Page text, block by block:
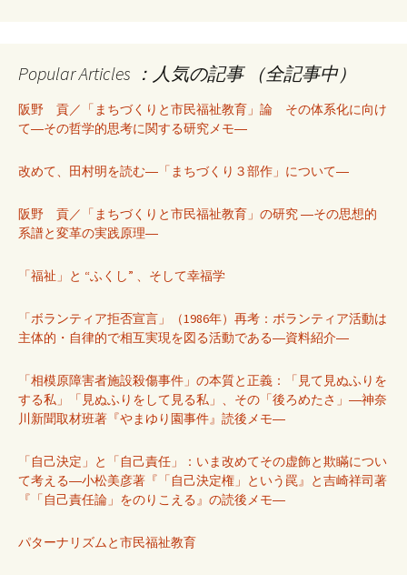
Popular Articles ：人気の記事 （全記事中）
阪野 貢／「まちづくりと市民福祉教育」論 その体系化に向け
て―その哲学的思考に関する研究メモ―
改めて、田村明を読む―「まちづくり３部作」について―
阪野 貢／「まちづくりと市民福祉教育」の研究 ―その思想的
系譜と変革の実践原理―
「福祉」と “ふくし” 、そして幸福学
「ボランティア拒否宣言」（1986年）再考：ボランティア活動は
主体的・自律的で相互実現を図る活動である―資料紹介―
「相模原障害者施設殺傷事件」の本質と正義：「見て見ぬふりを
する私」「見ぬふりをして見る私」、その「後ろめたさ」―神奈
川新聞取材班著『やまゆり園事件』読後メモ―
「自己決定」と「自己責任」：いま改めてその虚飾と欺瞞につい
て考える―小松美彦著『「自己決定権」という罠』と吉崎祥司著
『「自己責任論」をのりこえる』の読後メモ―
パターナリズムと市民福祉教育